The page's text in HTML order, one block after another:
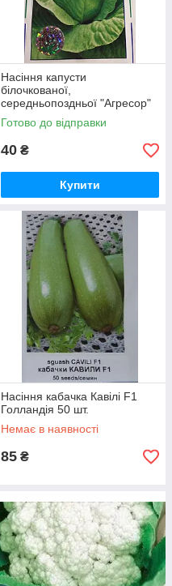
Насіння капусти
білочкованої,
середньопоздньої "Агресор"
F1 (20 насіння), Голландія
Готово до відправки
40 ₴
Купити
Насіння кабачка Кавілі F1
Голландія 50 шт.
Немає в наявності
85 ₴